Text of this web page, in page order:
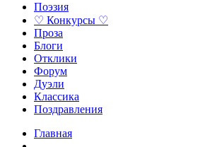
Поэзия
♡ Конкурсы ♡
Проза
Блоги
Отклики
Форум
Дуэли
Классика
Поздравления
Главная